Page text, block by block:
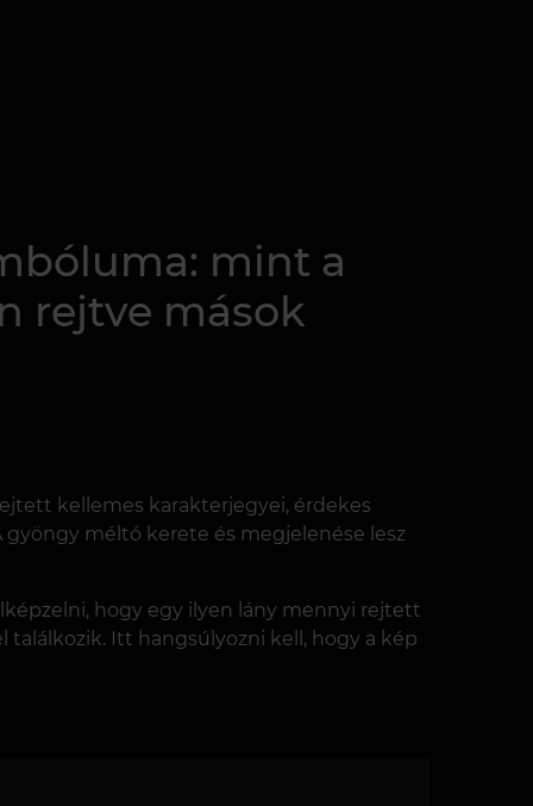
mint a
rejtve mások
kellemes karakterjegyei, érdekes
méltó kerete és megjelenése lesz
hogy egy ilyen lány mennyi rejtett
Itt hangsúlyozni kell, hogy a kép